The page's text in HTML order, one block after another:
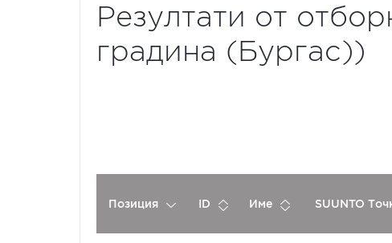
Резултати от
градина (Бургас))
Позиция ID Име SUUNTO